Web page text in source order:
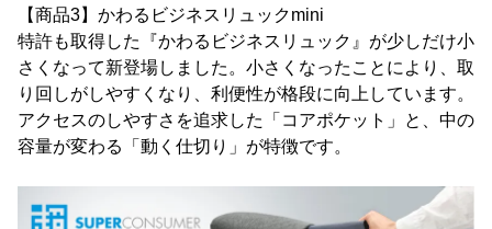
【商品3】かわるビジネスリュックmini
特許も取得した『かわるビジネスリュック』が少しだけ小
さくなって新登場しました。小さくなったことにより、取
り回しがしやすくなり、利便性が格段に向上しています。
アクセスのしやすさを追求した「コアポケット」と、中の
容量が変わる「動く仕切り」が特徴です。